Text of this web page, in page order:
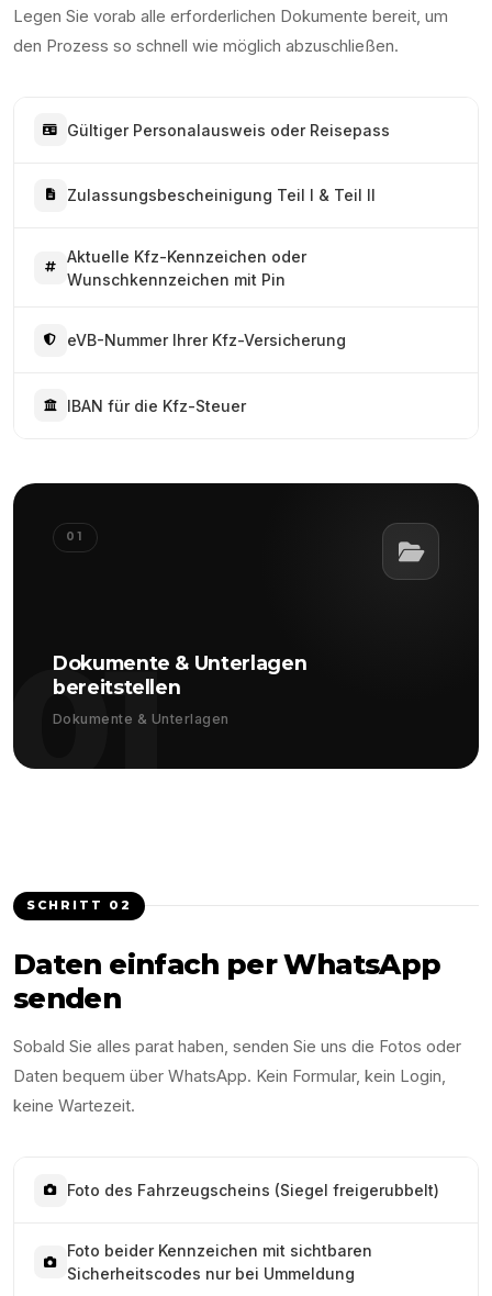
Legen Sie vorab alle erforderlichen Dokumente bereit, um
den Prozess so schnell wie möglich abzuschließen.
Gültiger Personalausweis oder Reisepass
Zulassungsbescheinigung Teil I & Teil II
Aktuelle Kfz-Kennzeichen oder
Wunschkennzeichen mit Pin
eVB-Nummer Ihrer Kfz-Versicherung
IBAN für die Kfz-Steuer
01
01
Dokumente & Unterlagen
bereitstellen
Dokumente & Unterlagen
SCHRITT 02
Daten einfach per WhatsApp
senden
Sobald Sie alles parat haben, senden Sie uns die Fotos oder
Daten bequem über WhatsApp. Kein Formular, kein Login,
keine Wartezeit.
Foto des Fahrzeugscheins (Siegel freigerubbelt)
Foto beider Kennzeichen mit sichtbaren
Sicherheitscodes nur bei Ummeldung